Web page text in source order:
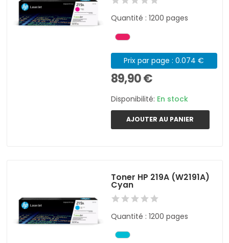
Quantité : 1200 pages
Prix par page : 0.074 €
89,90 €
Disponibilité: En stock
AJOUTER AU PANIER
Toner HP 219A (W2191A)
Cyan
Quantité : 1200 pages